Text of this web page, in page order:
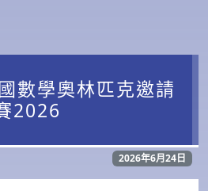
數學奧林匹克邀請
2026
2026年6月24日